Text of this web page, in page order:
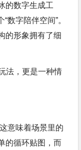
的数字生成工
数字陪伴空间”。
的形象拥有了细
法，更是一种情
意味着场景里的
的循环贴图，而